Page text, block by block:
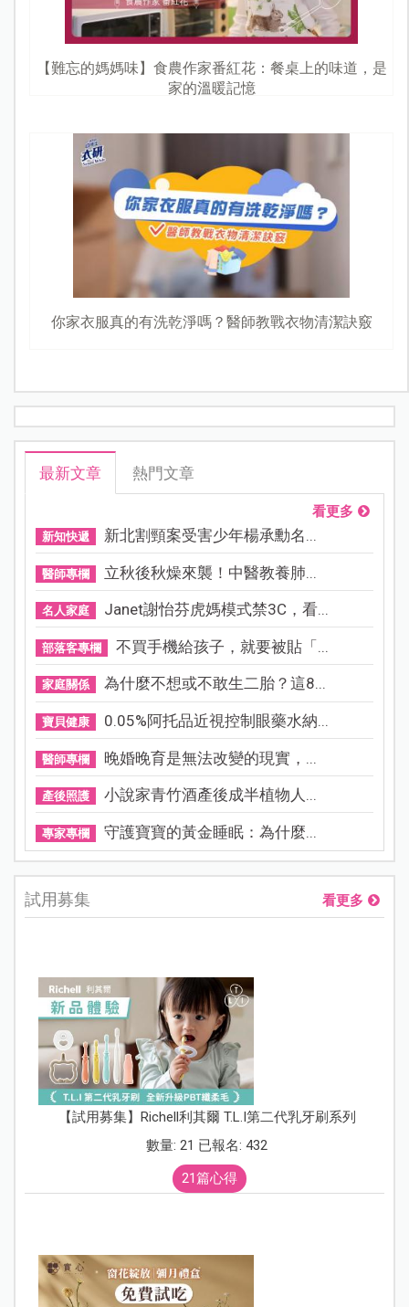
【難忘的媽媽味】食農作家番紅花：餐桌上的味道，是
家的溫暖記憶
你家衣服真的有洗乾淨嗎？醫師教戰衣物清潔訣竅
最新文章 熱門文章
看更多
新知快遞 新北割頸案受害少年楊承勳名...
醫師專欄 立秋後秋燥來襲！中醫教養肺...
名人家庭 Janet謝怡芬虎媽模式禁3C，看...
部落客專欄 不買手機給孩子，就要被貼「...
家庭關係 為什麼不想或不敢生二胎？這8...
寶貝健康 0.05%阿托品近視控制眼藥水納...
醫師專欄 晚婚晚育是無法改變的現實，...
產後照護 小說家青竹酒產後成半植物人...
專家專欄 守護寶寶的黃金睡眠：為什麼...
試用募集 看更多
【試用募集】Richell利其爾 T.L.I第二代乳牙刷系列
數量: 21 已報名: 432
21篇心得